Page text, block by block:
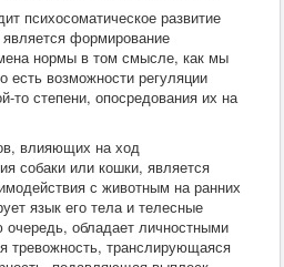
психосоматическое развитие
является формирование
нормы в том смысле, как мы
есть возможности регуляции
то степени, опосредования их на
влияющих на ход
собаки или кошки, является
с животным на ранних
язык его тела и телесные
обладает личностными
тревожность, транслирующаяся